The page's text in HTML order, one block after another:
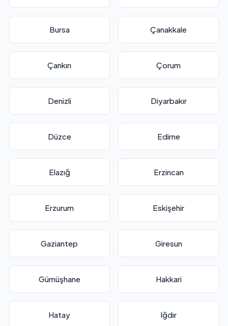
Bursa Çanakkale
Çankırı Çorum
Denizli Diyarbakır
Düzce Edirne
Elazığ Erzincan
Erzurum Eskişehir
Gaziantep Giresun
Gümüşhane Hakkari
Hatay Iğdır